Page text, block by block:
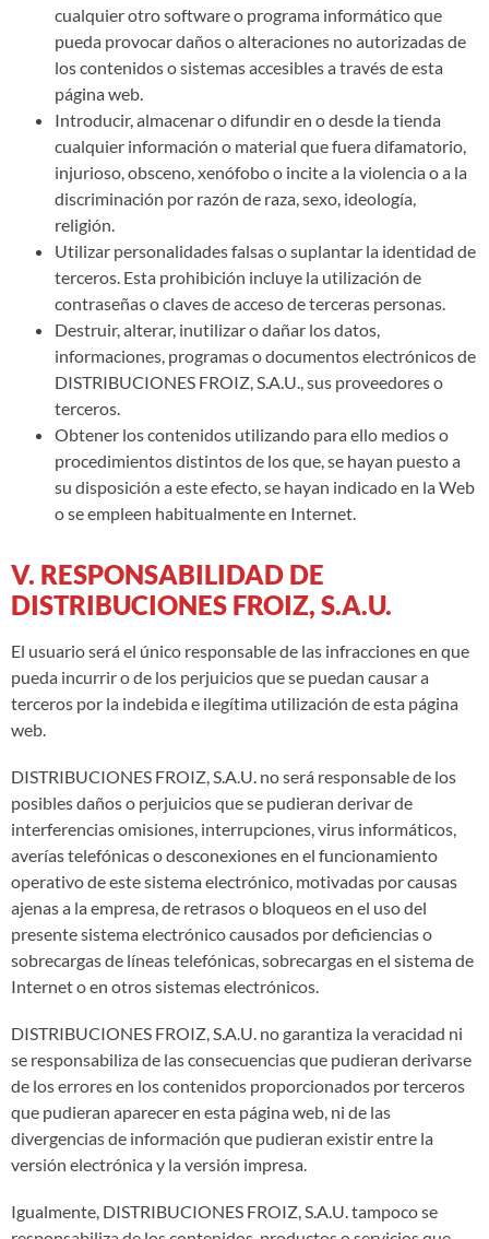
cualquier otro software o programa informático que
pueda provocar daños o alteraciones no autorizadas de
los contenidos o sistemas accesibles a través de esta
página web.
Introducir, almacenar o difundir en o desde la tienda
cualquier información o material que fuera difamatorio,
injurioso, obsceno, xenófobo o incite a la violencia o a la
discriminación por razón de raza, sexo, ideología,
religión.
Utilizar personalidades falsas o suplantar la identidad de
terceros. Esta prohibición incluye la utilización de
contraseñas o claves de acceso de terceras personas.
Destruir, alterar, inutilizar o dañar los datos,
informaciones, programas o documentos electrónicos de
DISTRIBUCIONES FROIZ, S.A.U., sus proveedores o
terceros.
Obtener los contenidos utilizando para ello medios o
procedimientos distintos de los que, se hayan puesto a
su disposición a este efecto, se hayan indicado en la Web
o se empleen habitualmente en Internet.
V. RESPONSABILIDAD DE
DISTRIBUCIONES FROIZ, S.A.U.
El usuario será el único responsable de las infracciones en que
pueda incurrir o de los perjuicios que se puedan causar a
terceros por la indebida e ilegítima utilización de esta página
web.
DISTRIBUCIONES FROIZ, S.A.U. no será responsable de los
posibles daños o perjuicios que se pudieran derivar de
interferencias omisiones, interrupciones, virus informáticos,
averías telefónicas o desconexiones en el funcionamiento
operativo de este sistema electrónico, motivadas por causas
ajenas a la empresa, de retrasos o bloqueos en el uso del
presente sistema electrónico causados por deficiencias o
sobrecargas de líneas telefónicas, sobrecargas en el sistema de
Internet o en otros sistemas electrónicos.
DISTRIBUCIONES FROIZ, S.A.U. no garantiza la veracidad ni
se responsabiliza de las consecuencias que pudieran derivarse
de los errores en los contenidos proporcionados por terceros
que pudieran aparecer en esta página web, ni de las
divergencias de información que pudieran existir entre la
versión electrónica y la versión impresa.
Igualmente, DISTRIBUCIONES FROIZ, S.A.U. tampoco se